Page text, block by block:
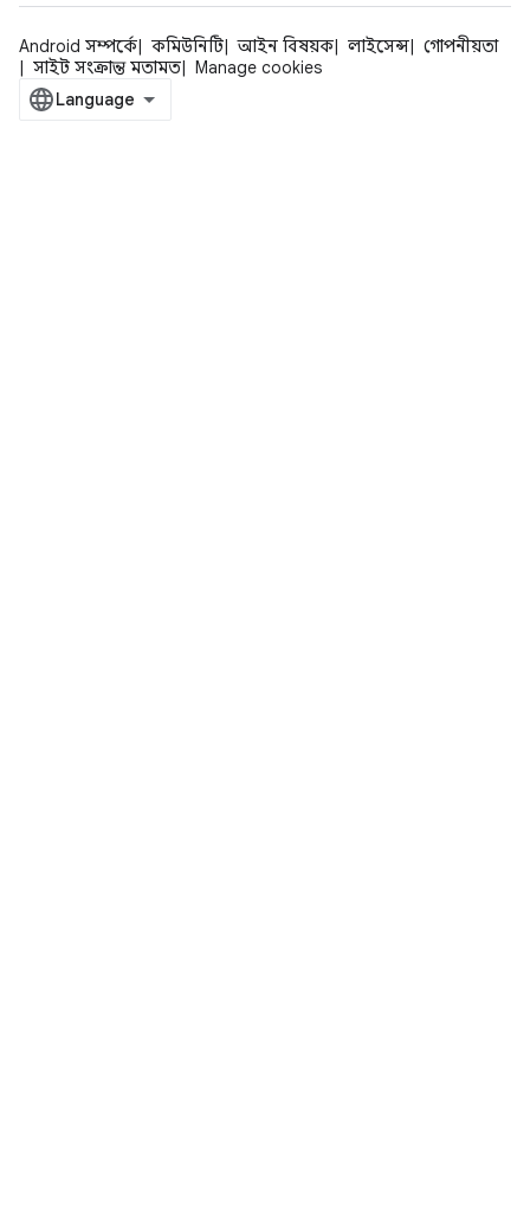
Android সম্পর্কে কমিউনিটি আইন বিষয়ক লাইসেন্স
গোপনীয়তা
সাইট সংক্রান্ত মতামত
Manage cookies